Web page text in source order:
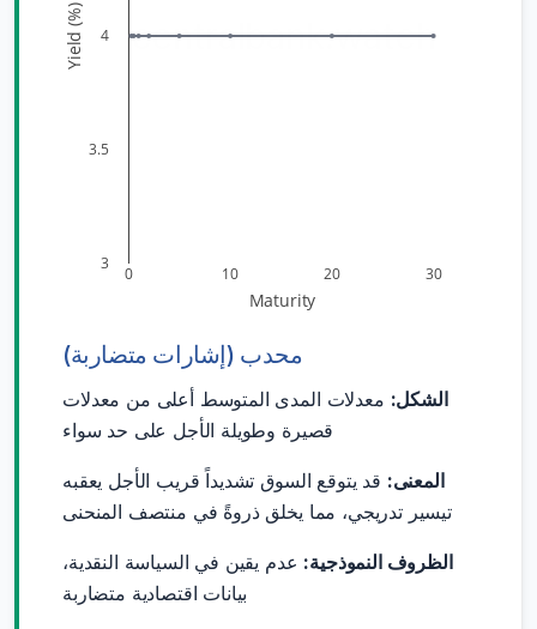
0 10 20 30
3
3.5
4
Maturity
Yield (%) centralbank.watch
محدب (إشارات متضاربة)
الشكل: معدلات المدى المتوسط أعلى من معدلات
قصيرة وطويلة الأجل على حد سواء
المعنى: قد يتوقع السوق تشديداً قريب الأجل يعقبه
تيسير تدريجي، مما يخلق ذروةً في منتصف المنحنى
الظروف النموذجية: عدم يقين في السياسة النقدية،
بيانات اقتصادية متضاربة